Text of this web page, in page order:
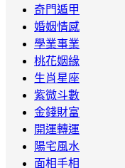
奇門遁甲
婚姻情感
學業事業
桃花姻緣
生肖星座
紫微斗數
金錢財富
開運轉運
陽宅風水
面相手相